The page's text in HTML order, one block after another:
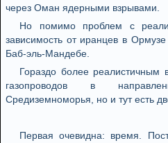
через Оман ядерными взрывами.
Но помимо проблем с
зависимость от иранцев в
Баб-эль-Мандебе.
Гораздо более реалистичным
газопроводов в
Средиземноморья, но и тут есть
Первая очевидна: время.